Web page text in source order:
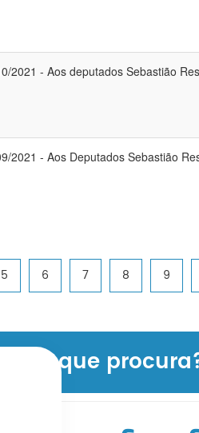
2021 - Aos deputados Sebastião
2021 - Aos Deputados Sebastião
5 6 7 8 9
que